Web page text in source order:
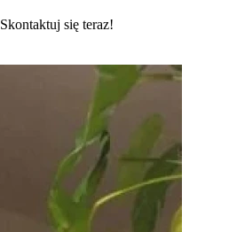
Skontaktuj się teraz!